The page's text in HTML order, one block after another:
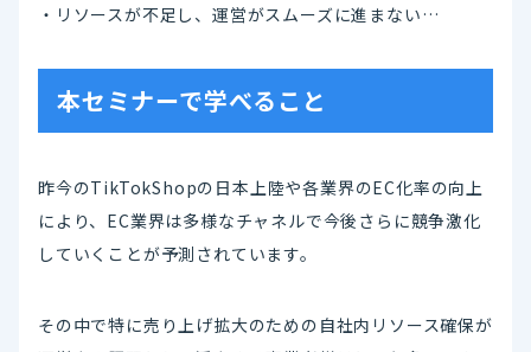
・リソースが不足し、運営がスムーズに進まない…
本セミナーで学べること
昨今のTikTokShopの日本上陸や各業界のEC化率の向上
により、EC業界は多様なチャネルで今後さらに競争激化
していくことが予測されています。
その中で特に売り上げ拡大のための自社内リソース確保が